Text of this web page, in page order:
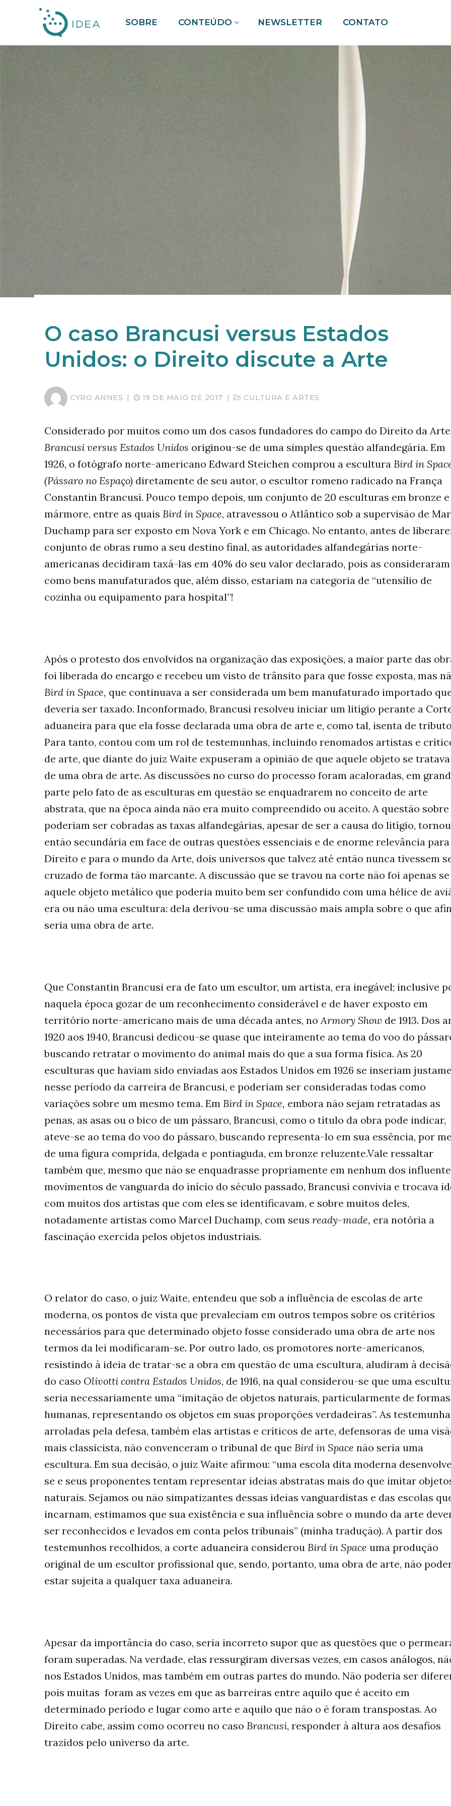
conteúdo
SOBRE CONTEÚDO NEWSLETTER CONTATO
O caso Brancusi versus Estados
Unidos: o Direito discute a Arte
CYRO ANNES | 19 DE MAIO DE 2017 | CULTURA E ARTES
Considerado por muitos como um dos casos fundadores do campo do Direito da
Brancusi versus Estados Unidos originou-se de uma simples questão alfandegária. Em
1926, o fotógrafo norte-americano Edward Steichen comprou a escultura Bird in
(Pássaro no Espaço) diretamente de seu autor, o escultor romeno radicado na França
Constantin Brancusi. Pouco tempo depois, um conjunto de 20 esculturas em bronze e
mármore, entre as quais Bird in Space, atravessou o Atlântico sob a supervisão de
Duchamp para ser exposto em Nova York e em Chicago. No entanto, antes de
conjunto de obras rumo a seu destino final, as autoridades alfandegárias norte-
americanas decidiram taxá-las em 40% do seu valor declarado, pois as consideraram
como bens manufaturados que, além disso, estariam na categoria de “utensílio de
cozinha ou equipamento para hospital”!
Após o protesto dos envolvidos na organização das exposições, a maior parte das
foi liberada do encargo e recebeu um visto de trânsito para que fosse exposta, mas
Bird in Space, que continuava a ser considerada um bem manufaturado importado
deveria ser taxado. Inconformado, Brancusi resolveu iniciar um litígio perante a
aduaneira para que ela fosse declarada uma obra de arte e, como tal, isenta de
Para tanto, contou com um rol de testemunhas, incluindo renomados artistas e
de arte, que diante do juiz Waite expuseram a opinião de que aquele objeto se
de uma obra de arte. As discussões no curso do processo foram acaloradas, em
parte pelo fato de as esculturas em questão se enquadrarem no conceito de arte
abstrata, que na época ainda não era muito compreendido ou aceito. A questão sobre
poderiam ser cobradas as taxas alfandegárias, apesar de ser a causa do litígio,
então secundária em face de outras questões essenciais e de enorme relevância para
Direito e para o mundo da Arte, dois universos que talvez até então nunca tivessem
cruzado de forma tão marcante. A discussão que se travou na corte não foi apenas se
aquele objeto metálico que poderia muito bem ser confundido com uma hélice de
era ou não uma escultura: dela derivou-se uma discussão mais ampla sobre o que
seria uma obra de arte.
Que Constantin Brancusi era de fato um escultor, um artista, era inegável; inclusive
naquela época gozar de um reconhecimento considerável e de haver exposto em
território norte-americano mais de uma década antes, no Armory Show de 1913. Dos
1920 aos 1940, Brancusi dedicou-se quase que inteiramente ao tema do voo do
buscando retratar o movimento do animal mais do que a sua forma física. As 20
esculturas que haviam sido enviadas aos Estados Unidos em 1926 se inseriam
nesse período da carreira de Brancusi, e poderiam ser consideradas todas como
variações sobre um mesmo tema. Em Bird in Space, embora não sejam retratadas as
penas, as asas ou o bico de um pássaro, Brancusi, como o título da obra pode indicar,
ateve-se ao tema do voo do pássaro, buscando representa-lo em sua essência, por
de uma figura comprida, delgada e pontiaguda, em bronze reluzente.Vale ressaltar
também que, mesmo que não se enquadrasse propriamente em nenhum dos
movimentos de vanguarda do início do século passado, Brancusi convivia e trocava
com muitos dos artistas que com eles se identificavam, e sobre muitos deles,
notadamente artistas como Marcel Duchamp, com seus ready-made, era notória a
fascinação exercida pelos objetos industriais.
O relator do caso, o juiz Waite, entendeu que sob a influência de escolas de arte
moderna, os pontos de vista que prevaleciam em outros tempos sobre os critérios
necessários para que determinado objeto fosse considerado uma obra de arte nos
termos da lei modificaram-se. Por outro lado, os promotores norte-americanos,
resistindo à ideia de tratar-se a obra em questão de uma escultura, aludiram à
do caso Olivotti contra Estados Unidos, de 1916, na qual considerou-se que uma
seria necessariamente uma “imitação de objetos naturais, particularmente de formas
humanas, representando os objetos em suas proporções verdadeiras”. As
arroladas pela defesa, também elas artistas e críticos de arte, defensoras de uma
mais classicista, não convenceram o tribunal de que Bird in Space não seria uma
escultura. Em sua decisão, o juiz Waite afirmou: “uma escola dita moderna
se e seus proponentes tentam representar ideias abstratas mais do que imitar
naturais. Sejamos ou não simpatizantes dessas ideias vanguardistas e das escolas
incarnam, estimamos que sua existência e sua influência sobre o mundo da arte
ser reconhecidos e levados em conta pelos tribunais” (minha tradução). A partir dos
testemunhos recolhidos, a corte aduaneira considerou Bird in Space uma produção
original de um escultor profissional que, sendo, portanto, uma obra de arte, não
estar sujeita a qualquer taxa aduaneira.
Apesar da importância do caso, seria incorreto supor que as questões que o
foram superadas. Na verdade, elas ressurgiram diversas vezes, em casos análogos,
nos Estados Unidos, mas também em outras partes do mundo. Não poderia ser
pois muitas foram as vezes em que as barreiras entre aquilo que é aceito em
determinado período e lugar como arte e aquilo que não o é foram transpostas. Ao
Direito cabe, assim como ocorreu no caso Brancusi, responder à altura aos desafios
trazidos pelo universo da arte.